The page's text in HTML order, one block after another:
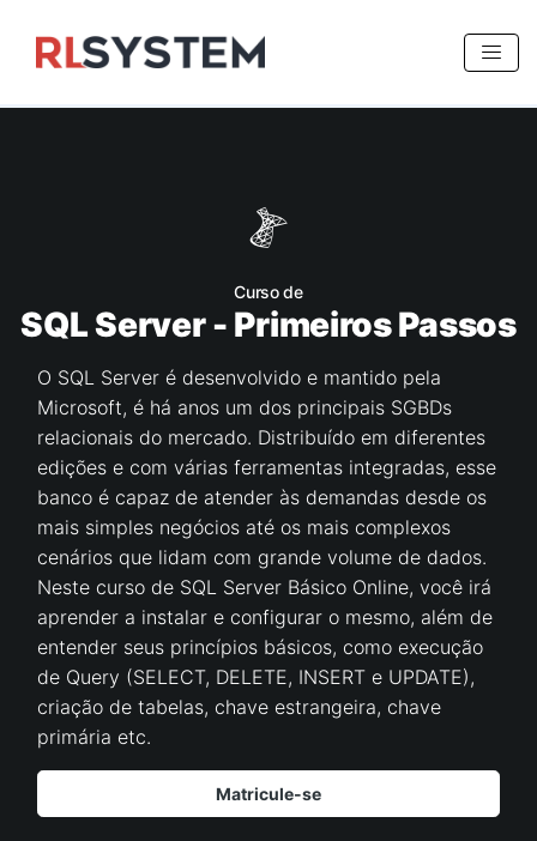
Curso de
SQL Server - Primeiros Passos
O SQL Server é desenvolvido e mantido pela
Microsoft, é há anos um dos principais SGBDs
relacionais do mercado. Distribuído em diferentes
edições e com várias ferramentas integradas, esse
banco é capaz de atender às demandas desde os
mais simples negócios até os mais complexos
cenários que lidam com grande volume de dados.
Neste curso de SQL Server Básico Online, você irá
aprender a instalar e configurar o mesmo, além de
entender seus princípios básicos, como execução
de Query (SELECT, DELETE, INSERT e UPDATE),
criação de tabelas, chave estrangeira, chave
primária etc.
Matricule-se